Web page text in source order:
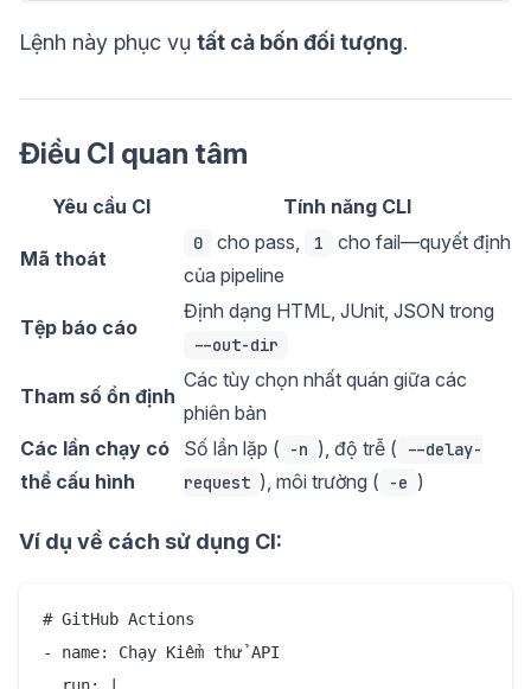
Lệnh này phục vụ tất cả bốn đối tượng.
Điều CI quan tâm
Yêu cầu CI Tính năng CLI
Mã thoát
0 cho pass, 1
cho fail—quyết định
của pipeline
Tệp báo cáo
Định dạng HTML, JUnit, JSON trong
--out-dir
Tham số ổn định
Các tùy chọn nhất quán giữa các
phiên bản
Các lần chạy có
thể cấu hình
Số lần lặp ( -n ), độ trễ (
--delay-
request ), môi trường ( -e )
Ví dụ về cách sử dụng CI:
# GitHub Actions
- name: Chạy Kiểm thử API
  run: |